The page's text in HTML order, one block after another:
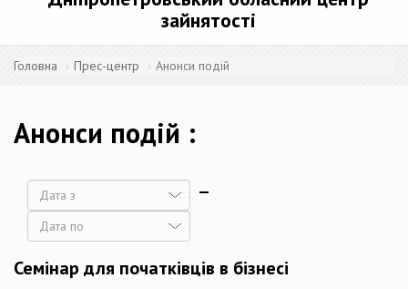
зайнятості
Головна Прес-центр Анонси подій
Анонси подій
Дата
Семінар для початківців в бізнесі